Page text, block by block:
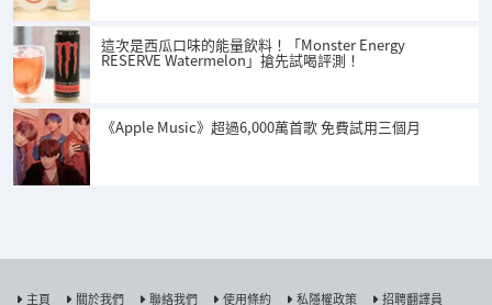
這次是西瓜口味的能量飲料！「Monster Energy
RESERVE Watermelon」搶先試喝評測！
《Apple Music》超過6,000萬首歌 免費試用三個月
主頁 關於我們 聯絡我們 使用條約 私隱權政策 招聘翻譯員